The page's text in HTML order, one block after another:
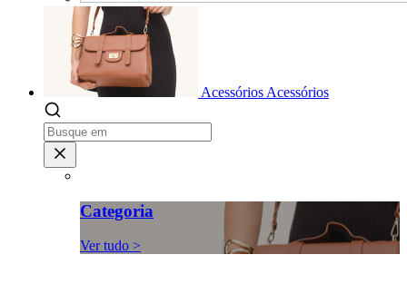
Acessórios Acessórios
Categoria
Ver tudo >